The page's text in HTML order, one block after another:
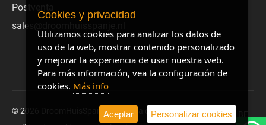
Postventa
sales@droomhuisspanje.nl
© 2026 DroomHuisSpanje
Política de privacidad
Site by BE
Cookies y privacidad
Utilizamos cookies para analizar los datos de
uso de la web, mostrar contenido personalizado
y mejorar la experiencia de usar nuestra web.
Para más información, vea la configuración de
cookies. Más info
Aceptar Personalizar cookies